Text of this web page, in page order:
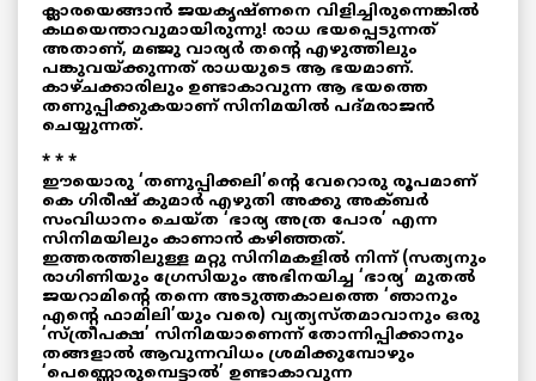
ക്ലാരയെങ്ങാൻ ജയകൃഷ്ണനെ വിളിച്ചിരുന്നെങ്കിൽ
കഥയെന്താവുമായിരുന്നു! രാധ ഭയപ്പെടുന്നത്
അതാണ്‌, മഞ്ജു വാര്യർ തന്റെ എഴുത്തിലും
പങ്കുവയ്ക്കുന്നത് രാധയുടെ ആ ഭയമാണ്.
കാഴ്ചക്കാരിലും ഉണ്ടാകാവുന്ന ആ ഭയത്തെ
തണുപ്പിക്കുകയാണ്‌ സിനിമയിൽ പദ്മരാജൻ
ചെയ്യുന്നത്.
* * *
ഈയൊരു ‘തണുപ്പിക്കലി’ന്റെ വേറൊരു രൂപമാണ്
കെ ഗിരീഷ്‌ കുമാർ എഴുതി അക്കു അക്ബർ
സംവിധാനം ചെയ്ത ‘ഭാര്യ അത്ര പോര’ എന്ന
സിനിമയിലും കാണാൻ കഴിഞ്ഞത്.
ഇത്തരത്തിലുള്ള മറ്റു സിനിമകളിൽ നിന്ന് (സത്യനും
രാഗിണിയും ഗ്രേസിയും അഭിനയിച്ച ‘ഭാര്യ’ മുതൽ
ജയറാമിന്റെ തന്നെ അടുത്തകാലത്തെ ‘ഞാനും
എന്റെ ഫാമിലി’യും വരെ) വ്യത്യസ്തമാവാനും ഒരു
‘സ്ത്രീപക്ഷ’ സിനിമയാണെന്ന് തോന്നിപ്പിക്കാനും
തങ്ങളാൽ ആവുന്നവിധം ശ്രമിക്കുമ്പോഴും
‘പെണ്ണൊരുമ്പെട്ടാൽ’ ഉണ്ടാകാവുന്ന